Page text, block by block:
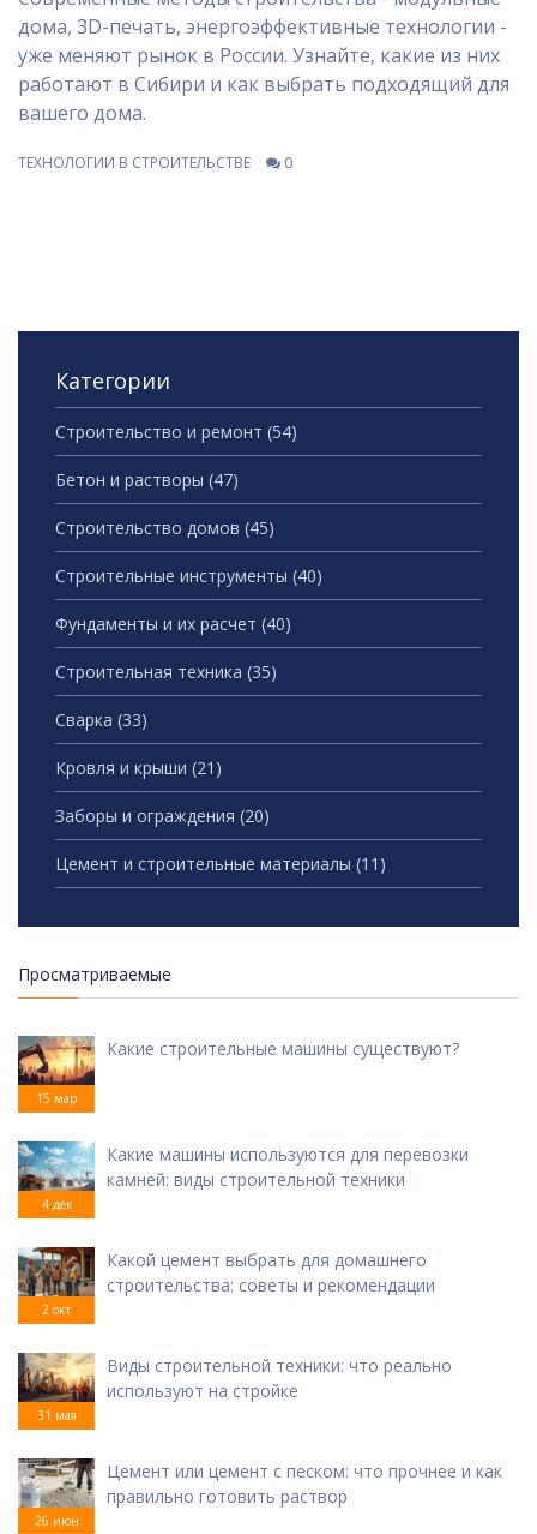
дома, 3D-печать, энергоэффективные технологии -
уже меняют рынок в России. Узнайте, какие из них
работают в Сибири и как выбрать подходящий для
вашего дома.
ТЕХНОЛОГИИ В СТРОИТЕЛЬСТВЕ 0
Категории
Строительство и ремонт (54)
Бетон и растворы (47)
Строительство домов (45)
Строительные инструменты (40)
Фундаменты и их расчет (40)
Строительная техника (35)
Сварка (33)
Кровля и крыши (21)
Заборы и ограждения (20)
Цемент и строительные материалы (11)
Просматриваемые
15 мар
Какие строительные машины существуют?
4 дек
Какие машины используются для перевозки
камней: виды строительной техники
2 окт
Какой цемент выбрать для домашнего
строительства: советы и рекомендации
31 мая
Виды строительной техники: что реально
используют на стройке
26 июн
Цемент или цемент с песком: что прочнее и как
правильно готовить раствор